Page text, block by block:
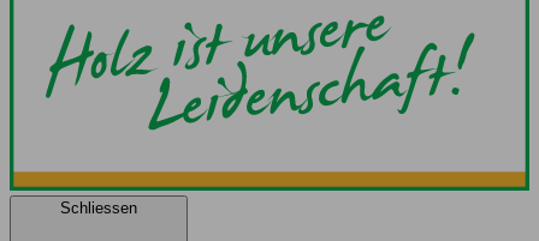
Schliessen